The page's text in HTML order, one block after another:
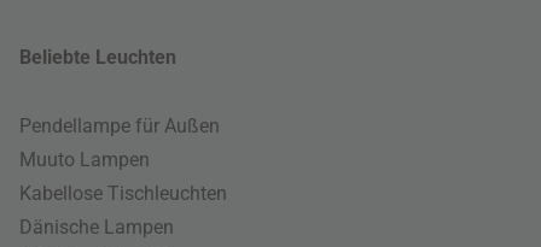
Beliebte Leuchten
Pendellampe für Außen
Muuto Lampen
Kabellose Tischleuchten
Dänische Lampen